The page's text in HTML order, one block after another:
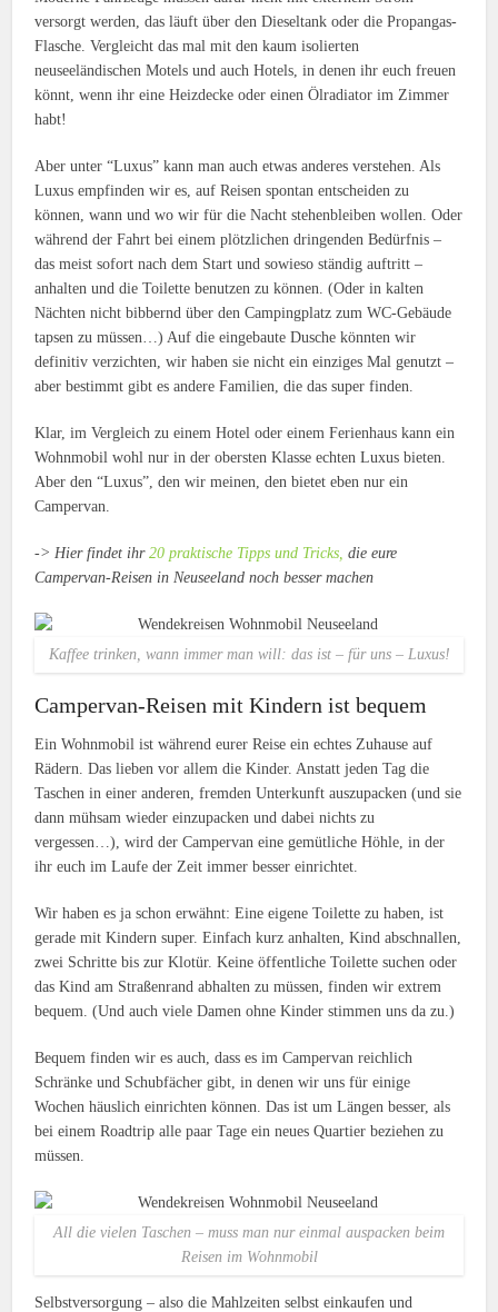
versorgt werden, das läuft über den Dieseltank oder die Propangas-
Flasche. Vergleicht das mal mit den kaum isolierten
neuseeländischen Motels und auch Hotels, in denen ihr euch freuen
könnt, wenn ihr eine Heizdecke oder einen Ölradiator im Zimmer
habt!
Aber unter “Luxus” kann man auch etwas anderes verstehen. Als
Luxus empfinden wir es, auf Reisen spontan entscheiden zu
können, wann und wo wir für die Nacht stehenbleiben wollen. Oder
während der Fahrt bei einem plötzlichen dringenden Bedürfnis –
das meist sofort nach dem Start und sowieso ständig auftritt –
anhalten und die Toilette benutzen zu können. (Oder in kalten
Nächten nicht bibbernd über den Campingplatz zum WC-Gebäude
tapsen zu müssen…) Auf die eingebaute Dusche könnten wir
definitiv verzichten, wir haben sie nicht ein einziges Mal genutzt –
aber bestimmt gibt es andere Familien, die das super finden.
Klar, im Vergleich zu einem Hotel oder einem Ferienhaus kann ein
Wohnmobil wohl nur in der obersten Klasse echten Luxus bieten.
Aber den “Luxus”, den wir meinen, den bietet eben nur ein
Campervan.
-> Hier findet ihr20 praktische Tipps und Tricks, die eure
Campervan-Reisen in Neuseeland noch besser machen
Kaffee trinken, wann immer man will: das ist – für uns – Luxus!
Campervan-Reisen mit Kindern ist bequem
Ein Wohnmobil ist während eurer Reise ein echtes Zuhause auf
Rädern. Das lieben vor allem die Kinder. Anstatt jeden Tag die
Taschen in einer anderen, fremden Unterkunft auszupacken (und sie
dann mühsam wieder einzupacken und dabei nichts zu
vergessen…), wird der Campervan eine gemütliche Höhle, in der
ihr euch im Laufe der Zeit immer besser einrichtet.
Wir haben es ja schon erwähnt: Eine eigene Toilette zu haben, ist
gerade mit Kindern super. Einfach kurz anhalten, Kind abschnallen,
zwei Schritte bis zur Klotür. Keine öffentliche Toilette suchen oder
das Kind am Straßenrand abhalten zu müssen, finden wir extrem
bequem. (Und auch viele Damen ohne Kinder stimmen uns da zu.)
Bequem finden wir es auch, dass es im Campervan reichlich
Schränke und Schubfächer gibt, in denen wir uns für einige
Wochen häuslich einrichten können. Das ist um Längen besser, als
bei einem Roadtrip alle paar Tage ein neues Quartier beziehen zu
müssen.
All die vielen Taschen – muss man nur einmal auspacken beim
Reisen im Wohnmobil
Selbstversorgung – also die Mahlzeiten selbst einkaufen und